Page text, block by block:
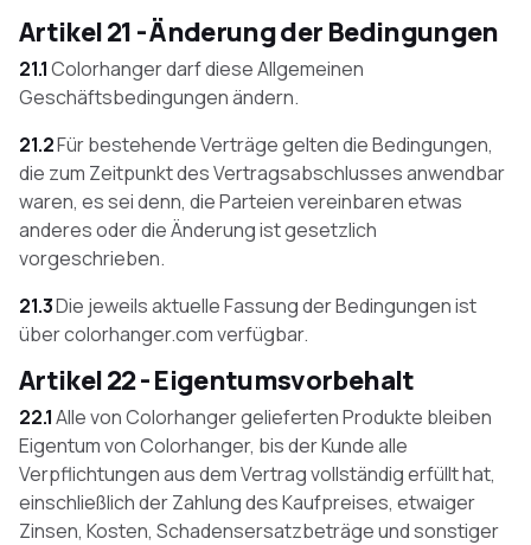
Artikel 21 - Änderung der Bedingungen
21.1Colorhanger darf diese Allgemeinen
Geschäftsbedingungen ändern.
21.2Für bestehende Verträge gelten die Bedingungen,
die zum Zeitpunkt des Vertragsabschlusses anwendbar
waren, es sei denn, die Parteien vereinbaren etwas
anderes oder die Änderung ist gesetzlich
vorgeschrieben.
21.3Die jeweils aktuelle Fassung der Bedingungen ist
über colorhanger.com verfügbar.
Artikel 22 - Eigentumsvorbehalt
22.1Alle von Colorhanger gelieferten Produkte bleiben
Eigentum von Colorhanger, bis der Kunde alle
Verpflichtungen aus dem Vertrag vollständig erfüllt hat,
einschließlich der Zahlung des Kaufpreises, etwaiger
Zinsen, Kosten, Schadensersatzbeträge und sonstiger